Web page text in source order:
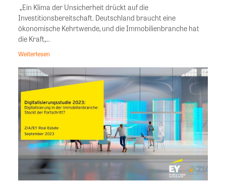
„Ein Klima der Unsicherheit drückt auf die
Investitionsbereitschaft. Deutschland braucht eine
ökonomische Kehrtwende, und die Immobilienbranche hat
die Kraft,...
Weiterlesen